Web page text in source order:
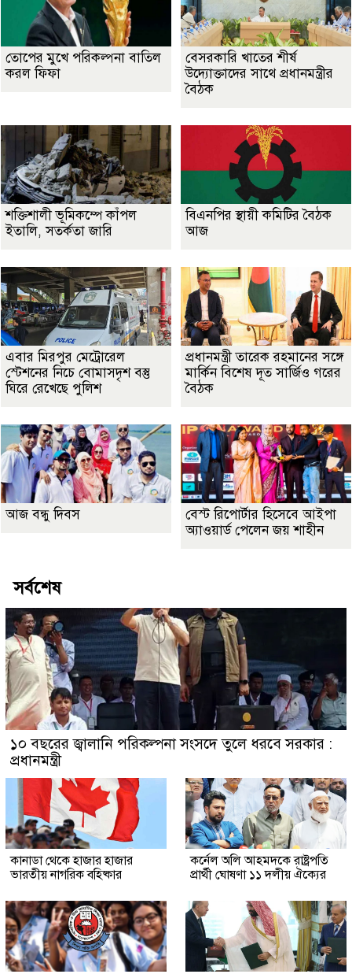
তোপের মুখে পরিকল্পনা বাতিল
করল ফিফা
বেসরকারি খাতের শীর্ষ
উদ্যোক্তাদের সাথে প্রধানমন্ত্রীর
বৈঠক
শক্তিশালী ভূমিকম্পে কাঁপল
ইতালি, সতর্কতা জারি
বিএনপির স্থায়ী কমিটির বৈঠক
আজ
এবার মিরপুর মেট্রোরেল
স্টেশনের নিচে বোমাসদৃশ বস্তু
ঘিরে রেখেছে পুলিশ
প্রধানমন্ত্রী তারেক রহমানের সঙ্গে
মার্কিন বিশেষ দূত সার্জিও গরের
বৈঠক
আজ বন্ধু দিবস
বেস্ট রিপোর্টার হিসেবে আইপা
অ্যাওয়ার্ড পেলেন জয় শাহীন
সর্বশেষ
১০ বছরের জ্বালানি পরিকল্পনা সংসদে তুলে ধরবে সরকার :
প্রধানমন্ত্রী
কানাডা থেকে হাজার হাজার
ভারতীয় নাগরিক বহিষ্কার
কর্নেল অলি আহমদকে রাষ্ট্রপতি
প্রার্থী ঘোষণা ১১ দলীয় ঐক্যের